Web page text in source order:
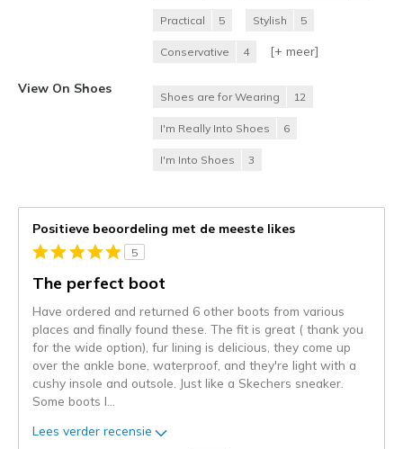
Practical 5 Stylish 5
Conservative 4 [+ meer]
View On Shoes
Shoes are for Wearing 12
I'm Really Into Shoes 6
I'm Into Shoes 3
Positieve beoordeling met de meeste likes
5
The perfect boot
Have ordered and returned 6 other boots from various
places and finally found these. The fit is great ( thank you
for the wide option), fur lining is delicious, they come up
over the ankle bone, waterproof, and they're light with a
cushy insole and outsole. Just like a Skechers sneaker.
Some boots I
Lees verder recensie